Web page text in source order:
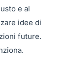
e al
idee di
future.